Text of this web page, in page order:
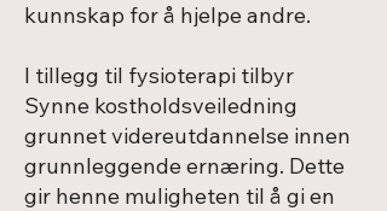
kunnskap for å hjelpe andre.
I tillegg til fysioterapi tilbyr
Synne kostholdsveiledning
grunnet videreutdannelse innen
grunnleggende ernæring. Dette
gir henne muligheten til å gi en